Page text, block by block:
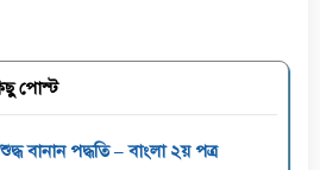
পোস্ট
বানান পদ্ধতি – বাংলা ২য় পত্র